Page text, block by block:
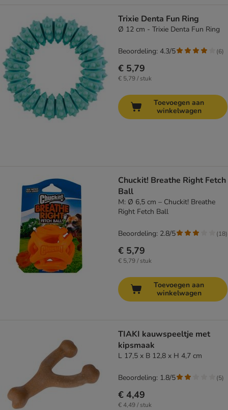
Trixie Denta Fun Ring
Ø 12 cm - Trixie Denta Fun Ring
€ 5,79
€ 5,79 / stuk
Beoordeling: 4.3/5 (6)
Toevoegen aan
winkelwagen
Chuckit! Breathe Right Fetch
Ball
M: Ø 6,5 cm – Chuckit! Breathe
Right Fetch Ball
€ 5,79
€ 5,79 / stuk
Beoordeling: 2.8/5 (18)
Toevoegen aan
winkelwagen
TIAKI kauwspeeltje met
kipsmaak
L 17,5 x B 12,8 x H 4,7 cm
€ 4,49
€ 4,49 / stuk
Beoordeling: 1.8/5 (5)